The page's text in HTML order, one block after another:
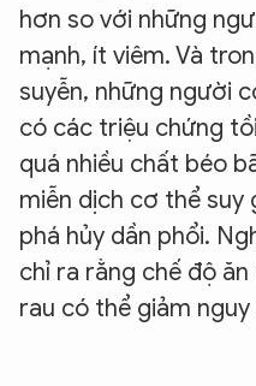
hơn so với những
mạnh, ít viêm. Và
suyễn, những người
có các triệu chứng
quá nhiều chất béo
miễn dịch cơ thể suy
phá hủy dần phổi.
chỉ ra rằng chế độ
rau có thể giảm nguy